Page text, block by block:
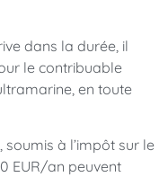
dans la durée, il
le contribuable
en toute
à l’impôt sur le
EUR/an peuvent